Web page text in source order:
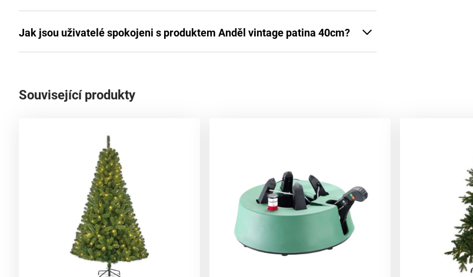
Jak jsou uživatelé spokojeni s produktem Anděl vintage patina 40cm?
Související produkty